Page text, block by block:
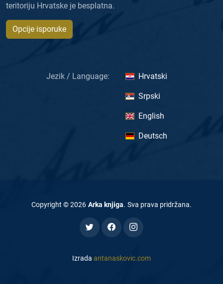
teritoriju Hrvatske je besplatna.
Opcije isporuke
Jezik / Language: Hrvatski
Srpski
English
Deutsch
Copyright ©2026 Arka knjiga. Sva prava pridržana.
Izrada antanaskovic.com